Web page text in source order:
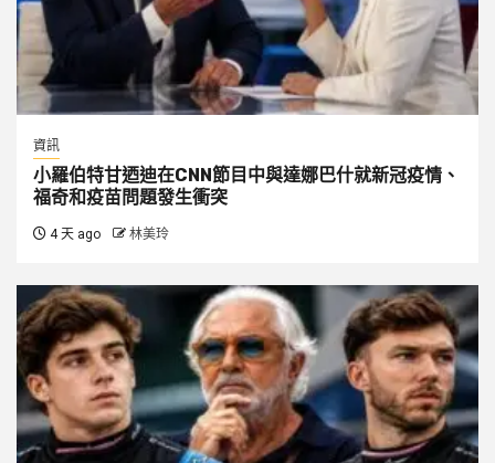
資訊
小羅伯特甘迺迪在CNN節目中與達娜巴什就新冠疫情、
福奇和疫苗問題發生衝突
4 天 ago 林美玲